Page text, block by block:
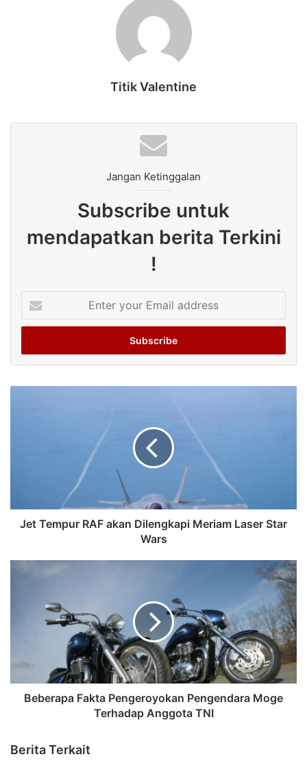
Titik Valentine
Jangan Ketinggalan
Subscribe untuk
mendapatkan berita Terkini
!
your
Email
Jet Tempur RAF akan Dilengkapi Meriam Laser Star
Wars
Beberapa Fakta Pengeroyokan Pengendara Moge
Terhadap Anggota TNI
Berita Terkait